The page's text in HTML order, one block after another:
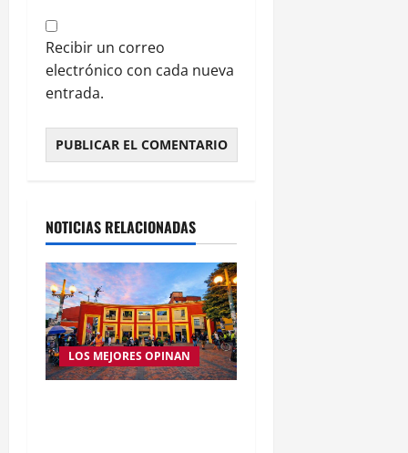
Recibir un correo
electrónico con cada nueva
entrada.
NOTICIAS RELACIONADAS
LOS MEJORES OPINAN